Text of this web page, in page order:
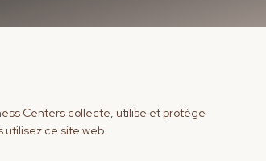
Centers collecte, utilise et protège
utilisez ce site web.